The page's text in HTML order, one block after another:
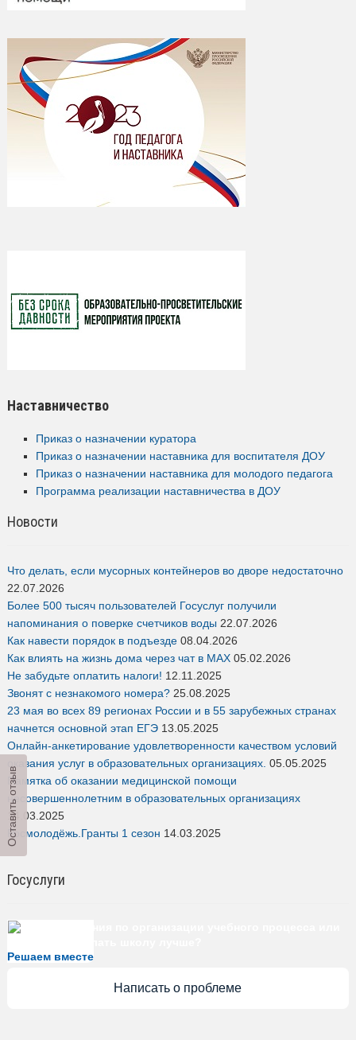
Наставничество
Приказ о назначении куратора
Приказ о назначении наставника для воспитателя ДОУ
Приказ о назначении наставника для молодого педагога
Программа реализации наставничества в ДОУ
Новости
Что делать, если мусорных контейнеров во дворе недостаточно
22.07.2026
Более 500 тысяч пользователей Госуслуг получили
напоминания о поверке счетчиков воды 22.07.2026
Как навести порядок в подъезде 08.04.2026
Как влиять на жизнь дома через чат в MAX 05.02.2026
Не забудьте оплатить налоги! 12.11.2025
Звонят с незнакомого номера? 25.08.2025
23 мая во всех 89 регионах России и в 55 зарубежных странах
начнется основной этап ЕГЭ 13.05.2025
Онлайн-анкетирование удовлетворенности качеством условий
оказания услуг в образовательных организациях. 05.05.2025
Памятка об оказании медицинской помощи
несовершеннолетним в образовательных организациях
14.03.2025
Росмолодёжь.Гранты 1 сезон 14.03.2025
Госуслуги
Решаем вместе
Есть предложения по организации учебного процесса или
Написать о проблеме
Оставить отзыв